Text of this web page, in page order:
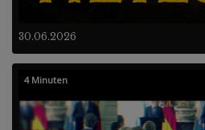
30.06.2026
4 Minuten